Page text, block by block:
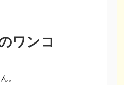
ワンコ
。